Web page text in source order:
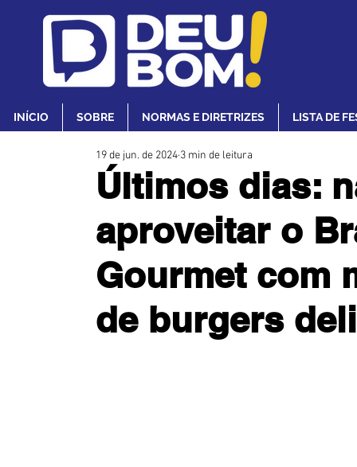
INÍCIO SOBRE NORMAS E DIRETRIZES LISTA DE
Últimos dias:
aproveitar o
Gourmet com
de burgers
19 de jun. de 2024 3 min de leitura